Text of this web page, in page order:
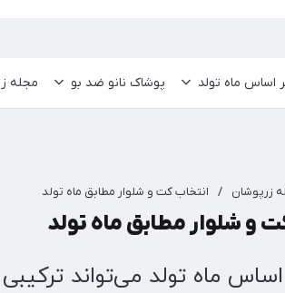
اساس ماه تولد پوشاک نانو ضد بو مجله
زرپوشان / انتخاب کت و شلوار مطابق ماه تولد
و شلوار مطابق ماه تولد
ماه تولد می‌تواند